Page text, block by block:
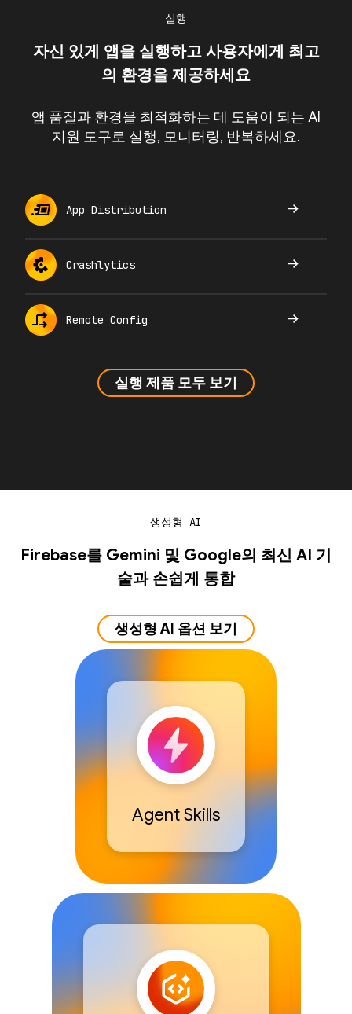
실행
자신 있게 앱을 실행하고 사용자에게 최고
의 환경을 제공하세요
앱 품질과 환경을 최적화하는 데 도움이 되는 AI
지원 도구로 실행, 모니터링, 반복하세요.
App Distribution
Crashlytics
Remote Config
실행 제품 모두 보기
생성형 AI
Firebase를 Gemini 및 Google의 최신 AI 기
술과 손쉽게 통합
생성형 AI 옵션 보기
Agent Skills